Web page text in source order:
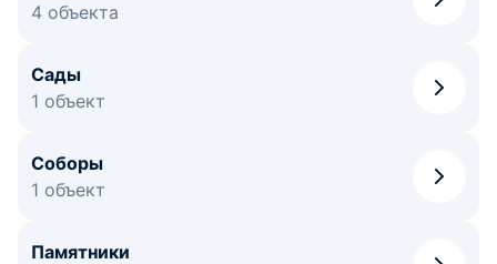
4 объекта
Сады
1 объект
Соборы
1 объект
Памятники